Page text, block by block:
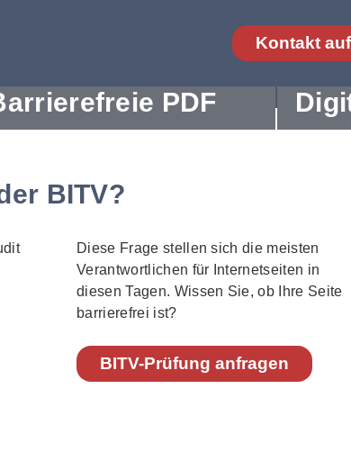
Kontakt
PDF
BITV?
Diese Frage stellen sich die meisten
Verantwortlichen für Internetseiten in
diesen Tagen. Wissen Sie, ob Ihre Seite
barrierefrei ist?
BITV-Prüfung anfragen